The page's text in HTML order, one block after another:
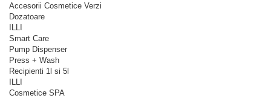
Accesorii Cosmetice Verzi
Dozatoare
ILLI
Smart Care
Pump Dispenser
Press + Wash
Recipienti 1l si 5l
ILLI
Cosmetice SPA